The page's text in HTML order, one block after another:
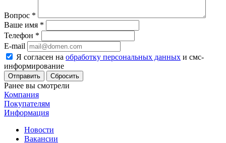
Вопрос *
Ваше имя *
Телефон *
E-mail
Я согласен на обработку персональных данных и смс-
информирование
Сбросить
Ранее вы смотрели
Компания
Покупателям
Информация
Новости
Вакансии